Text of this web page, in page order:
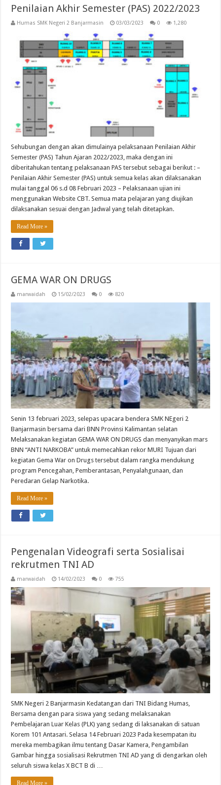
Penilaian Akhir Semester (PAS) 2022/2023
Humas SMK Negeri 2 Banjarmasin 03/03/2023 0 1,280
Sehubungan dengan akan dimulainya pelaksanaan Penilaian Akhir
Semester (PAS) Tahun Ajaran 2022/2023, maka dengan ini
diberitahukan tentang pelaksanaan PAS tersebut sebagai berikut : –
Penilaian Akhir Semester (PAS) untuk semua kelas akan dilaksanakan
mulai tanggal 06 s.d 08 Februari 2023 – Pelaksanaan ujian ini
menggunakan Website CBT. Semua mata pelajaran yang diujikan
dilaksanakan sesuai dengan Jadwal yang telah ditetapkan.
Read More »
GEMA WAR ON DRUGS
marwaidah 15/02/2023 0 820
Senin 13 februari 2023, selepas upacara bendera SMK NEgeri 2
Banjarmasin bersama dari BNN Provinsi Kalimantan selatan
Melaksanakan kegiatan GEMA WAR ON DRUGS dan menyanyikan mars
BNN “ANTI NARKOBA” untuk memecahkan rekor MURI Tujuan dari
kegiatan Gema War on Drugs tersebut dalam rangka mendukung
program Pencegahan, Pemberantasan, Penyalahgunaan, dan
Peredaran Gelap Narkotika.
Read More »
Pengenalan Videografi serta Sosialisai
rekrutmen TNI AD
marwaidah 14/02/2023 0 755
SMK Negeri 2 Banjarmasin Kedatangan dari TNI Bidang Humas,
Bersama dengan para siswa yang sedang melaksanakan
Pembelajaran Luar Kelas (PLK) yang sedang di laksanakan di satuan
Korem 101 Antasari. Selasa 14 Februari 2023 Pada kesempatan itu
mereka membagikan ilmu tentang Dasar Kamera, Pengambilan
Gambar hingga sosialisasi Rekrutmen TNI AD yang di dengarkan oleh
seluruh siswa kelas X BCT B di …
Read More »